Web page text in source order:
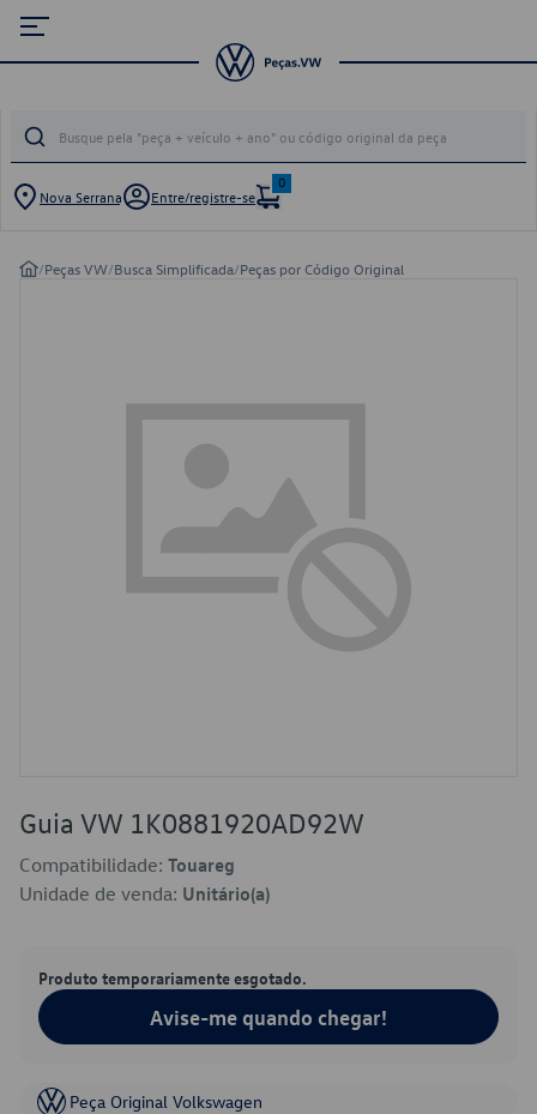
Nova Serrana Entre/registre-se
0
/Peças VW/Busca Simplificada/Peças por Código Original
Guia VW 1K0881920AD92W
Compatibilidade: Touareg
Unidade de venda: Unitário(a)
Produto temporariamente esgotado.
Avise-me quando chegar!
Peça Original Volkswagen